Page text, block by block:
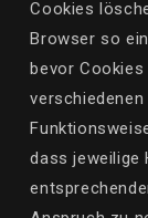
Cookies
Browser so
bevor Cookies
dass jeweilige